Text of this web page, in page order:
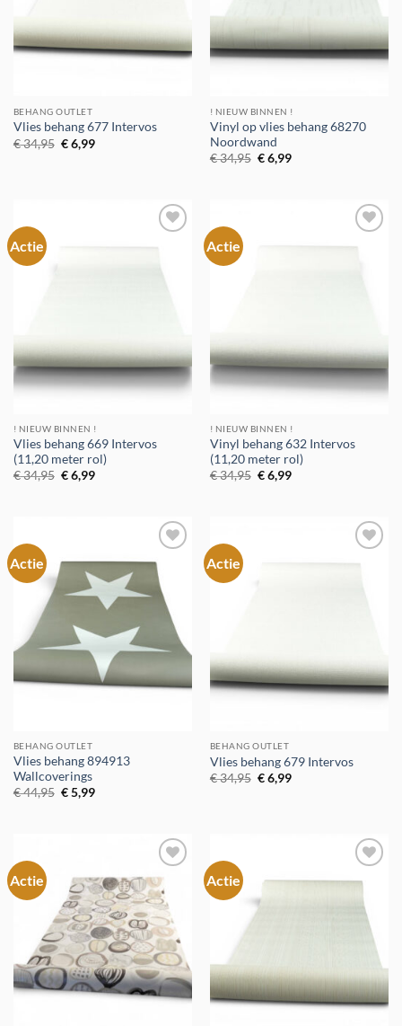
BEHANG OUTLET
Vlies behang 677 Intervos
€34,95 Oorspronkelijke
prijs
€6,99Huidige
! NIEUW BINNEN !
Vinyl op vlies behang 68270
Noordwand
€34,95 Oorspronkelijke
prijs
€6,99Huidige
Actie
! NIEUW BINNEN !
Vlies behang 669 Intervos
(11,20 meter rol)
€34,95 Oorspronkelijke
prijs
€6,99Huidige
Actie
Toevoegen
! NIEUW BINNEN !
Vinyl behang 632 Intervos
(11,20 meter rol)
€34,95 Oorspronkelijke
prijs
€6,99Huidige
Actie
Toevoegen
aan
verlanglijst
BEHANG OUTLET
Vlies behang 894913
Wallcoverings
€44,95 Oorspronkelijke
prijs
€5,99Huidige
Actie
Toevoegen
BEHANG OUTLET
Vlies behang 679 Intervos
€34,95 Oorspronkelijke
prijs
€6,99Huidige
Actie
Toevoegen
aan
verlanglijst
Actie
Toevoegen
verlanglijst